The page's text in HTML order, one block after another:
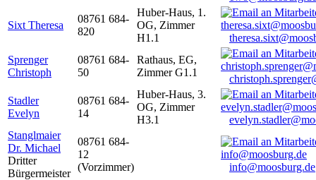
Sixt Theresa
08761 684-
820
Huber-Haus, 1.
OG, Zimmer
H1.1
Sprenger
Christoph
08761 684-
50
Rathaus, EG,
Zimmer G1.1
Stadler
Evelyn
08761 684-
14
Huber-Haus, 3.
OG, Zimmer
H3.1
Stanglmaier
Dr. Michael
Dritter
Bürgermeister
08761 684-
12
(Vorzimmer)
info@moosburg.de